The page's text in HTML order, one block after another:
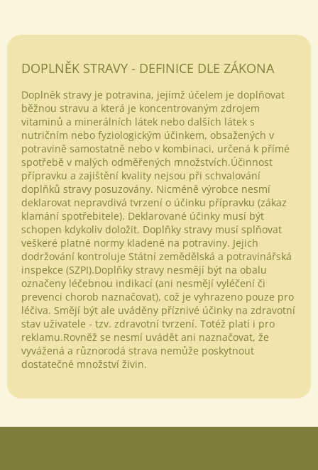
DOPLNĚK STRAVY - DEFINICE DLE ZÁKONA
Doplněk stravy je potravina, jejímž účelem je doplňovat
běžnou stravu a která je koncentrovaným zdrojem
vitaminů a minerálních látek nebo dalších látek s
nutričním nebo fyziologickým účinkem, obsažených v
potravině samostatně nebo v kombinaci, určená k přímé
spotřebě v malých odměřených množstvích.Účinnost
přípravku a zajištění kvality nejsou při schvalování
doplňků stravy posuzovány. Nicméně výrobce nesmí
deklarovat nepravdivá tvrzení o účinku přípravku (zákaz
klamání spotřebitele). Deklarované účinky musí být
schopen kdykoliv doložit. Doplňky stravy musí splňovat
veškeré platné normy kladené na potraviny. Jejich
dodržování kontroluje Státní zemědělská a potravinářská
inspekce (SZPI).Doplňky stravy nesmějí být na obalu
označeny léčebnou indikací (ani nesmějí vyléčení či
prevenci chorob naznačovat), což je vyhrazeno pouze pro
léčiva. Smějí být ale uváděny příznivé účinky na zdravotní
stav uživatele - tzv. zdravotní tvrzení. Totéž platí i pro
reklamu.Rovněž se nesmí uvádět ani naznačovat, že
vyvážená a různorodá strava nemůže poskytnout
dostatečné množství živin.